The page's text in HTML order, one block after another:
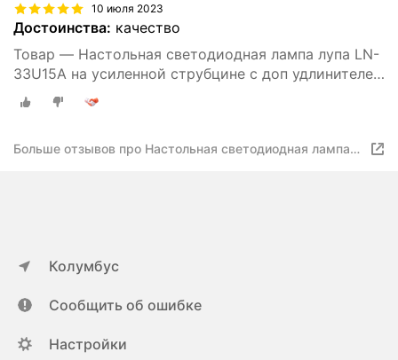
10 июля 2023
Достоинства: качество
Товар — Настольная светодиодная лампа лупа LN-
33U15A на усиленной струбцине с доп удлинителем
кабеля 1.5 м и адаптером питания к сети 220В
черная
Больше отзывов про Настольная светодиодная лампа
Колумбус
Сообщить об ошибке
Настройки